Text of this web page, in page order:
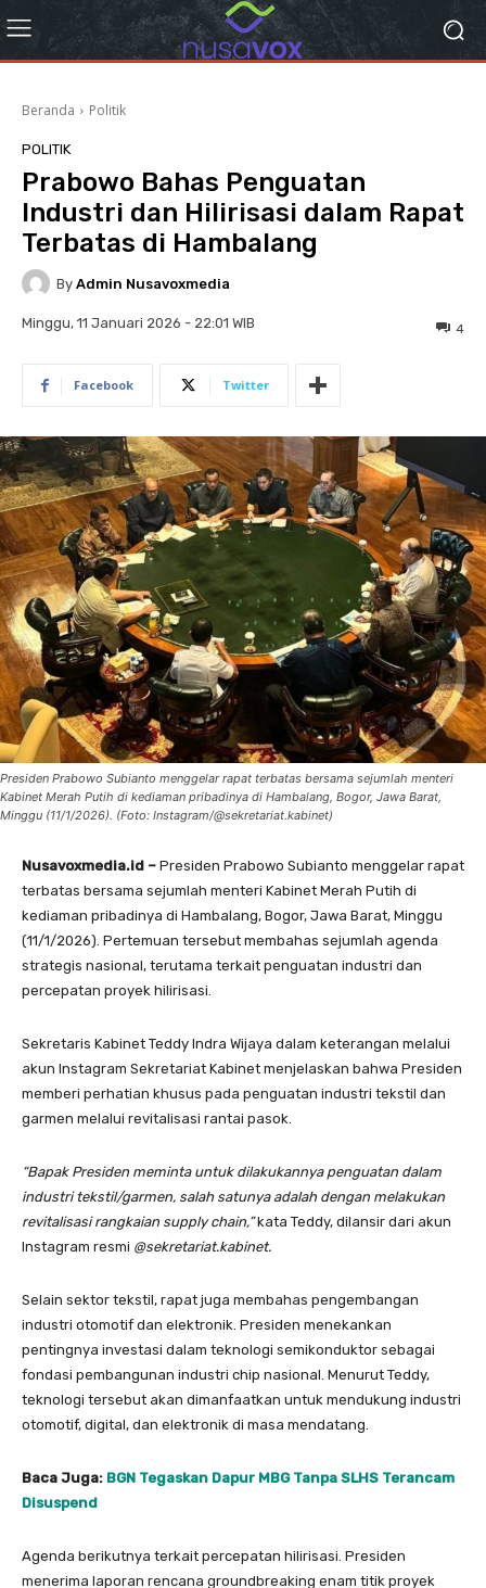
Beranda Politik
POLITIK
Prabowo Bahas Penguatan
Industri dan Hilirisasi dalam Rapat
Terbatas di Hambalang
By Admin Nusavoxmedia
Minggu, 11 Januari 2026 - 22:01 WIB 4
Facebook Twitter
Presiden Prabowo Subianto menggelar rapat terbatas bersama sejumlah menteri
Kabinet Merah Putih di kediaman pribadinya di Hambalang, Bogor, Jawa Barat,
Minggu (11/1/2026). (Foto: Instagram/@sekretariat.kabinet)
Nusavoxmedia.id – Presiden Prabowo Subianto menggelar rapat
terbatas bersama sejumlah menteri Kabinet Merah Putih di
kediaman pribadinya di Hambalang, Bogor, Jawa Barat, Minggu
(11/1/2026). Pertemuan tersebut membahas sejumlah agenda
strategis nasional, terutama terkait penguatan industri dan
percepatan proyek hilirisasi.
Sekretaris Kabinet Teddy Indra Wijaya dalam keterangan melalui
akun Instagram Sekretariat Kabinet menjelaskan bahwa Presiden
memberi perhatian khusus pada penguatan industri tekstil dan
garmen melalui revitalisasi rantai pasok.
“Bapak Presiden meminta untuk dilakukannya penguatan dalam
industri tekstil/garmen, salah satunya adalah dengan melakukan
revitalisasi rangkaian supply chain,”kata Teddy, dilansir dari akun
Instagram resmi @sekretariat.kabinet.
Selain sektor tekstil, rapat juga membahas pengembangan
industri otomotif dan elektronik. Presiden menekankan
pentingnya investasi dalam teknologi semikonduktor sebagai
fondasi pembangunan industri chip nasional. Menurut Teddy,
teknologi tersebut akan dimanfaatkan untuk mendukung industri
otomotif, digital, dan elektronik di masa mendatang.
Baca Juga: BGN Tegaskan Dapur MBG Tanpa SLHS Terancam
Disuspend
Agenda berikutnya terkait percepatan hilirisasi. Presiden
menerima laporan rencana groundbreaking enam titik proyek